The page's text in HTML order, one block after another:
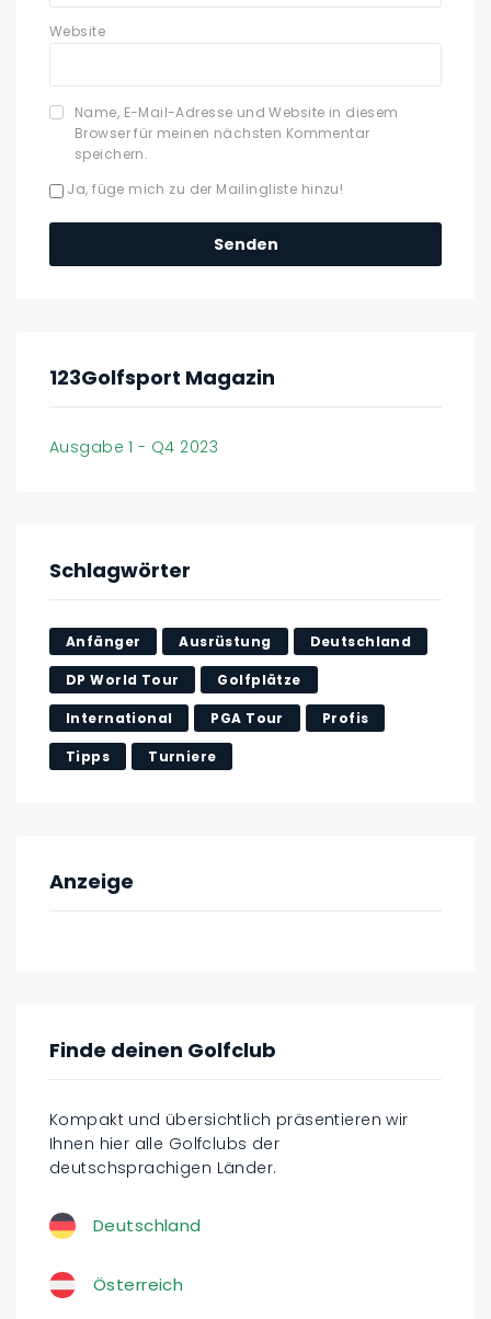
Website
Name, E-Mail-Adresse und Website in diesem
Browser für meinen nächsten Kommentar
speichern.
Ja, füge mich zu der Mailingliste hinzu!
123Golfsport Magazin
Ausgabe 1 - Q4 2023
Schlagwörter
Anfänger Ausrüstung Deutschland
DP World Tour Golfplätze
International PGA Tour Profis
Tipps Turniere
Anzeige
Finde deinen Golfclub
Kompakt und übersichtlich präsentieren wir
Ihnen hier alle Golfclubs der
deutschsprachigen Länder.
Deutschland
Österreich